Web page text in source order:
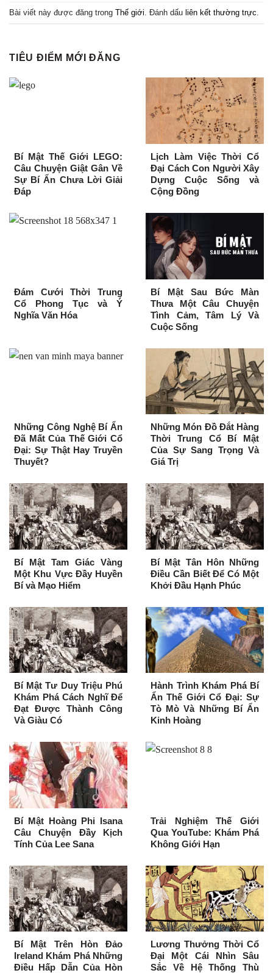
Bài viết này được đăng trong Thế giới . Đánh dấu liên kết thường trực
TIÊU ĐIỂM MỚI ĐĂNG
Bí Mật Thế Giới LEGO:
Câu Chuyện Giật Gân Về
Sự Bí Ẩn Chưa Lời Giải
Đáp
Lịch Làm Việc Thời Cổ
Đại Cách Con Người Xây
Dựng Cuộc Sống và
Cộng Đồng
Đám Cưới Thời Trung
Cổ Phong Tục và Ý
Nghĩa Văn Hóa
Bí Mật Sau Bức Màn
Thưa Một Câu Chuyện
Tình Cảm, Tâm Lý Và
Cuộc Sống
Những Công Nghệ Bí Ẩn
Đã Mất Của Thế Giới Cổ
Đại: Sự Thật Hay Truyền
Thuyết?
Những Món Đồ Đắt Hàng
Thời Trung Cổ Bí Mật
Của Sự Sang Trọng Và
Giá Trị
Bí Mật Tam Giác Vàng
Một Khu Vực Đầy Huyền
Bí và Mạo Hiểm
Bí Mật Tân Hôn Những
Điều Cần Biết Để Có Một
Khởi Đầu Hạnh Phúc
Bí Mật Tư Duy Triệu Phú
Khám Phá Cách Nghĩ Để
Đạt Được Thành Công
Và Giàu Có
Hành Trình Khám Phá Bí
Ẩn Thế Giới Cổ Đại: Sự
Tò Mò Và Những Bí Ẩn
Kinh Hoàng
Bí Mật Hoàng Phi Isana
Câu Chuyện Đầy Kịch
Tính Của Lee Sana
Trải Nghiệm Thế Giới
Qua YouTube: Khám Phá
Không Giới Hạn
Bí Mật Trên Hòn Đảo
Ireland Khám Phá Những
Điều Hấp Dẫn Của Hòn
Lương Thưởng Thời Cổ
Đại Một Cái Nhìn Sâu
Sắc Về Hệ Thống Thù